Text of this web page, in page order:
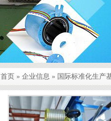
首页 » 企业信息 » 国际标准化生产